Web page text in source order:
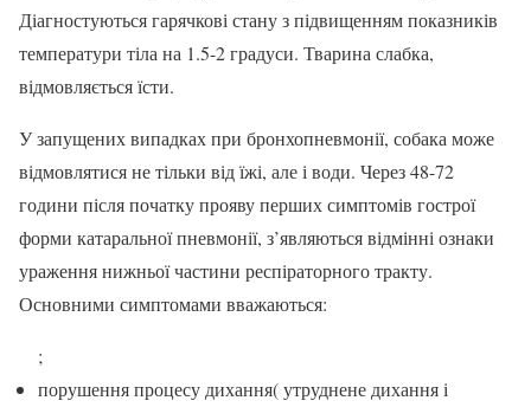
Діагностуються гарячкові стану з підвищенням показників
температури тіла на 1.5-2 градуси. Тварина слабка,
відмовляється їсти.
У запущених випадках при бронхопневмонії, собака може
відмовлятися не тільки від їжі, але і води. Через 48-72
години після початку прояву перших симптомів гострої
форми катаральної пневмонії, з’являються відмінні ознаки
ураження нижньої частини респіраторного тракту.
Основними симптомами вважаються:
;
порушення процесу дихання( утруднене дихання і